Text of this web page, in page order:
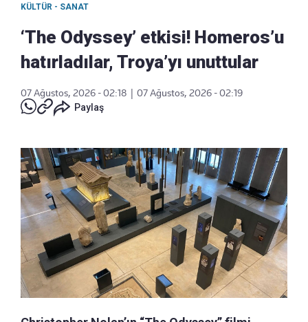
KÜLTÜR - SANAT
‘The Odyssey’ etkisi! Homeros’u
hatırladılar, Troya’yı unuttular
07 Ağustos, 2026 - 02:18
07 Ağustos, 2026 - 02:19
Paylaş